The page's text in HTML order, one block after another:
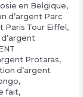
en Belgique,
d’argent Parc
Paris Tour Eiffel,
Protaras,
d’argent
,
fait,